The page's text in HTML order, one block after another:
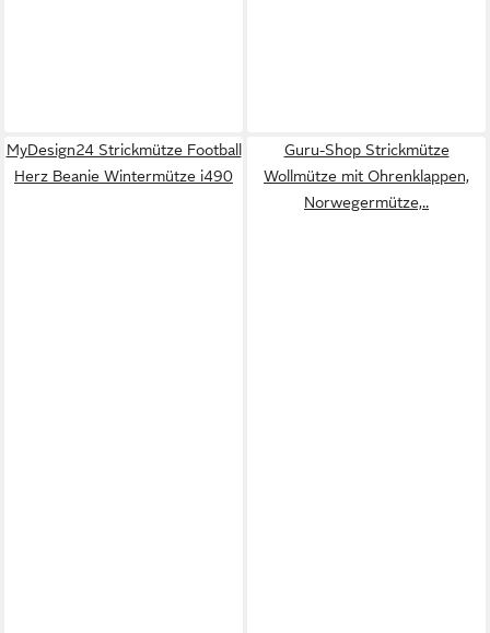
MyDesign24 Strickmütze Football
Herz Beanie Wintermütze i490
Guru-Shop Strickmütze
Wollmütze mit Ohrenklappen,
Norwegermütze,..